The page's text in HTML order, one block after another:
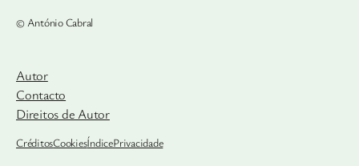
© António Cabral
Autor
Contacto
Direitos de Autor
CréditosCookiesÍndicePrivacidade